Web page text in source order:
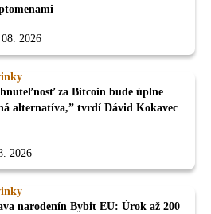
2026
za Bitcoin bude úplne
alternatíva,” tvrdí Dávid Kokavec
2026
narodenín Bybit EU: Úrok až 200